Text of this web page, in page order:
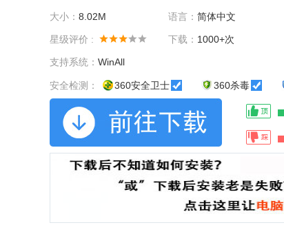
大小： 8.02M 语言： 简体中文
星级评价 : 下载： 1000+次
支持系统： WinAll
安全检测： 360安全卫士 360杀毒